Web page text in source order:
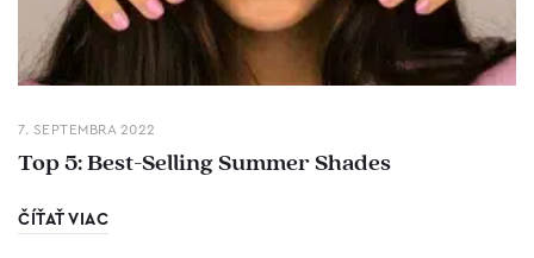
7. SEPTEMBRA 2022
Top 5: Best-Selling Summer Shades
ČÍŤAŤ VIAC